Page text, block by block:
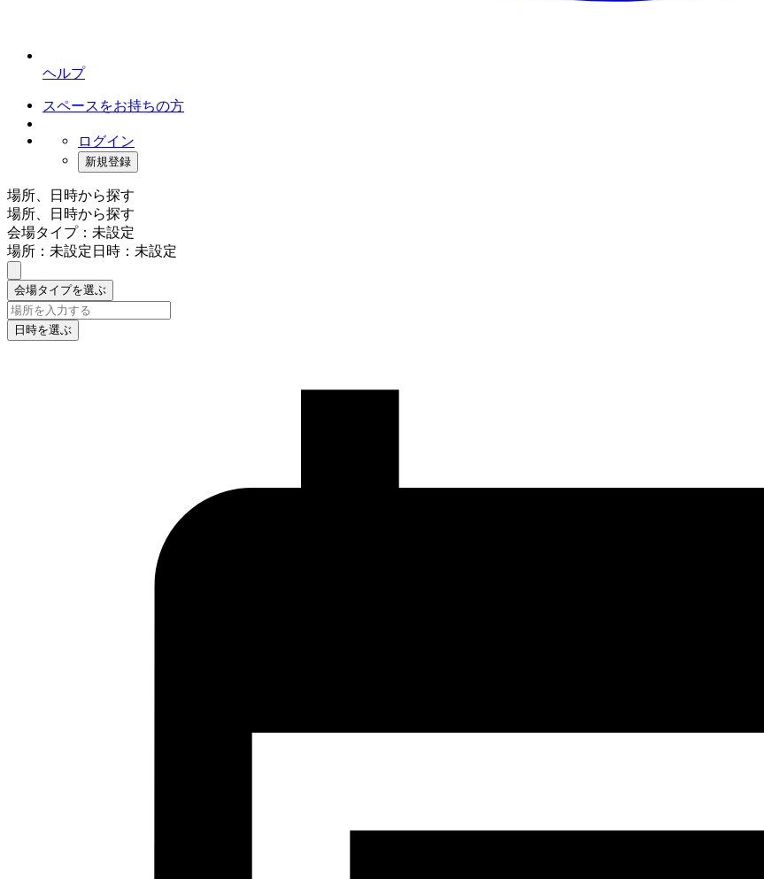
ヘルプ
スペースをお持ちの方
ログイン
新規登録
場所、日時から探す
場所、日時から探す
会場タイプ：未設定
場所：未設定日時：未設定
会場タイプを選ぶ
日時を選ぶ